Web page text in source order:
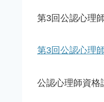
第3回公認心理
第3回公認心理
公認心理師資格